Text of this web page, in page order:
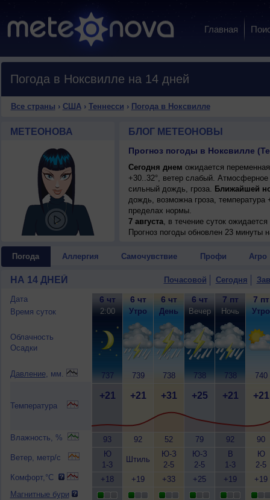
Главная
Погода в Ноксвилле на 14 дней
Все страны › США› Теннесси › Погода в Ноксвилле
МЕТЕОНОВА БЛОГ МЕТЕОНОВЫ
Прогноз погоды в Ноксвилле
Сегодня днем ожидается
+30..32°, ветер слабый.
сильный дождь, гроза. Ближайшей
дождь, возможна гроза,
пределах нормы.
7 августа, в течение суток
возможна гроза; ночью +20..22°,
Прогноз погоды обновлен 23 минуты
Погода Аллергия Самочувствие Профи Агро
НА 14 ДНЕЙ Почасовой Сегодня
Дата
Время суток
Облачность
Осадки
Давление, мм.
Температура
Влажность, %
Ветер, метр/с
Комфорт,°C
Магнитные бури
6 чт
2:00
737
+21
93
Ю
1-3
+18
6 чт
Утро
739
+21
92
Штиль
+19
6 чт
День
738
+31
52
Ю-З
2-5
+33
6 чт
Вечер
738
+25
79
Ю-З
2-5
+25
7 пт
Ночь
738
+21
92
В
1-3
+19
7 пт
Утро
740
+21
90
Ю
2-5
+19